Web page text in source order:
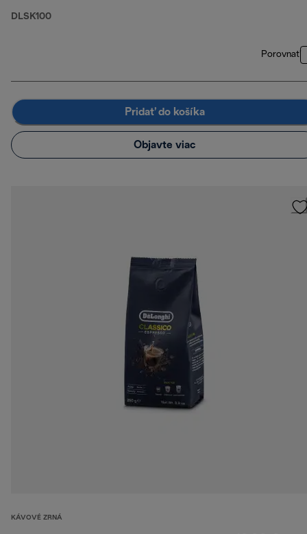
DLSK100
Porovnať
Pridať do košíka
Objavte viac
KÁVOVÉ ZRNÁ